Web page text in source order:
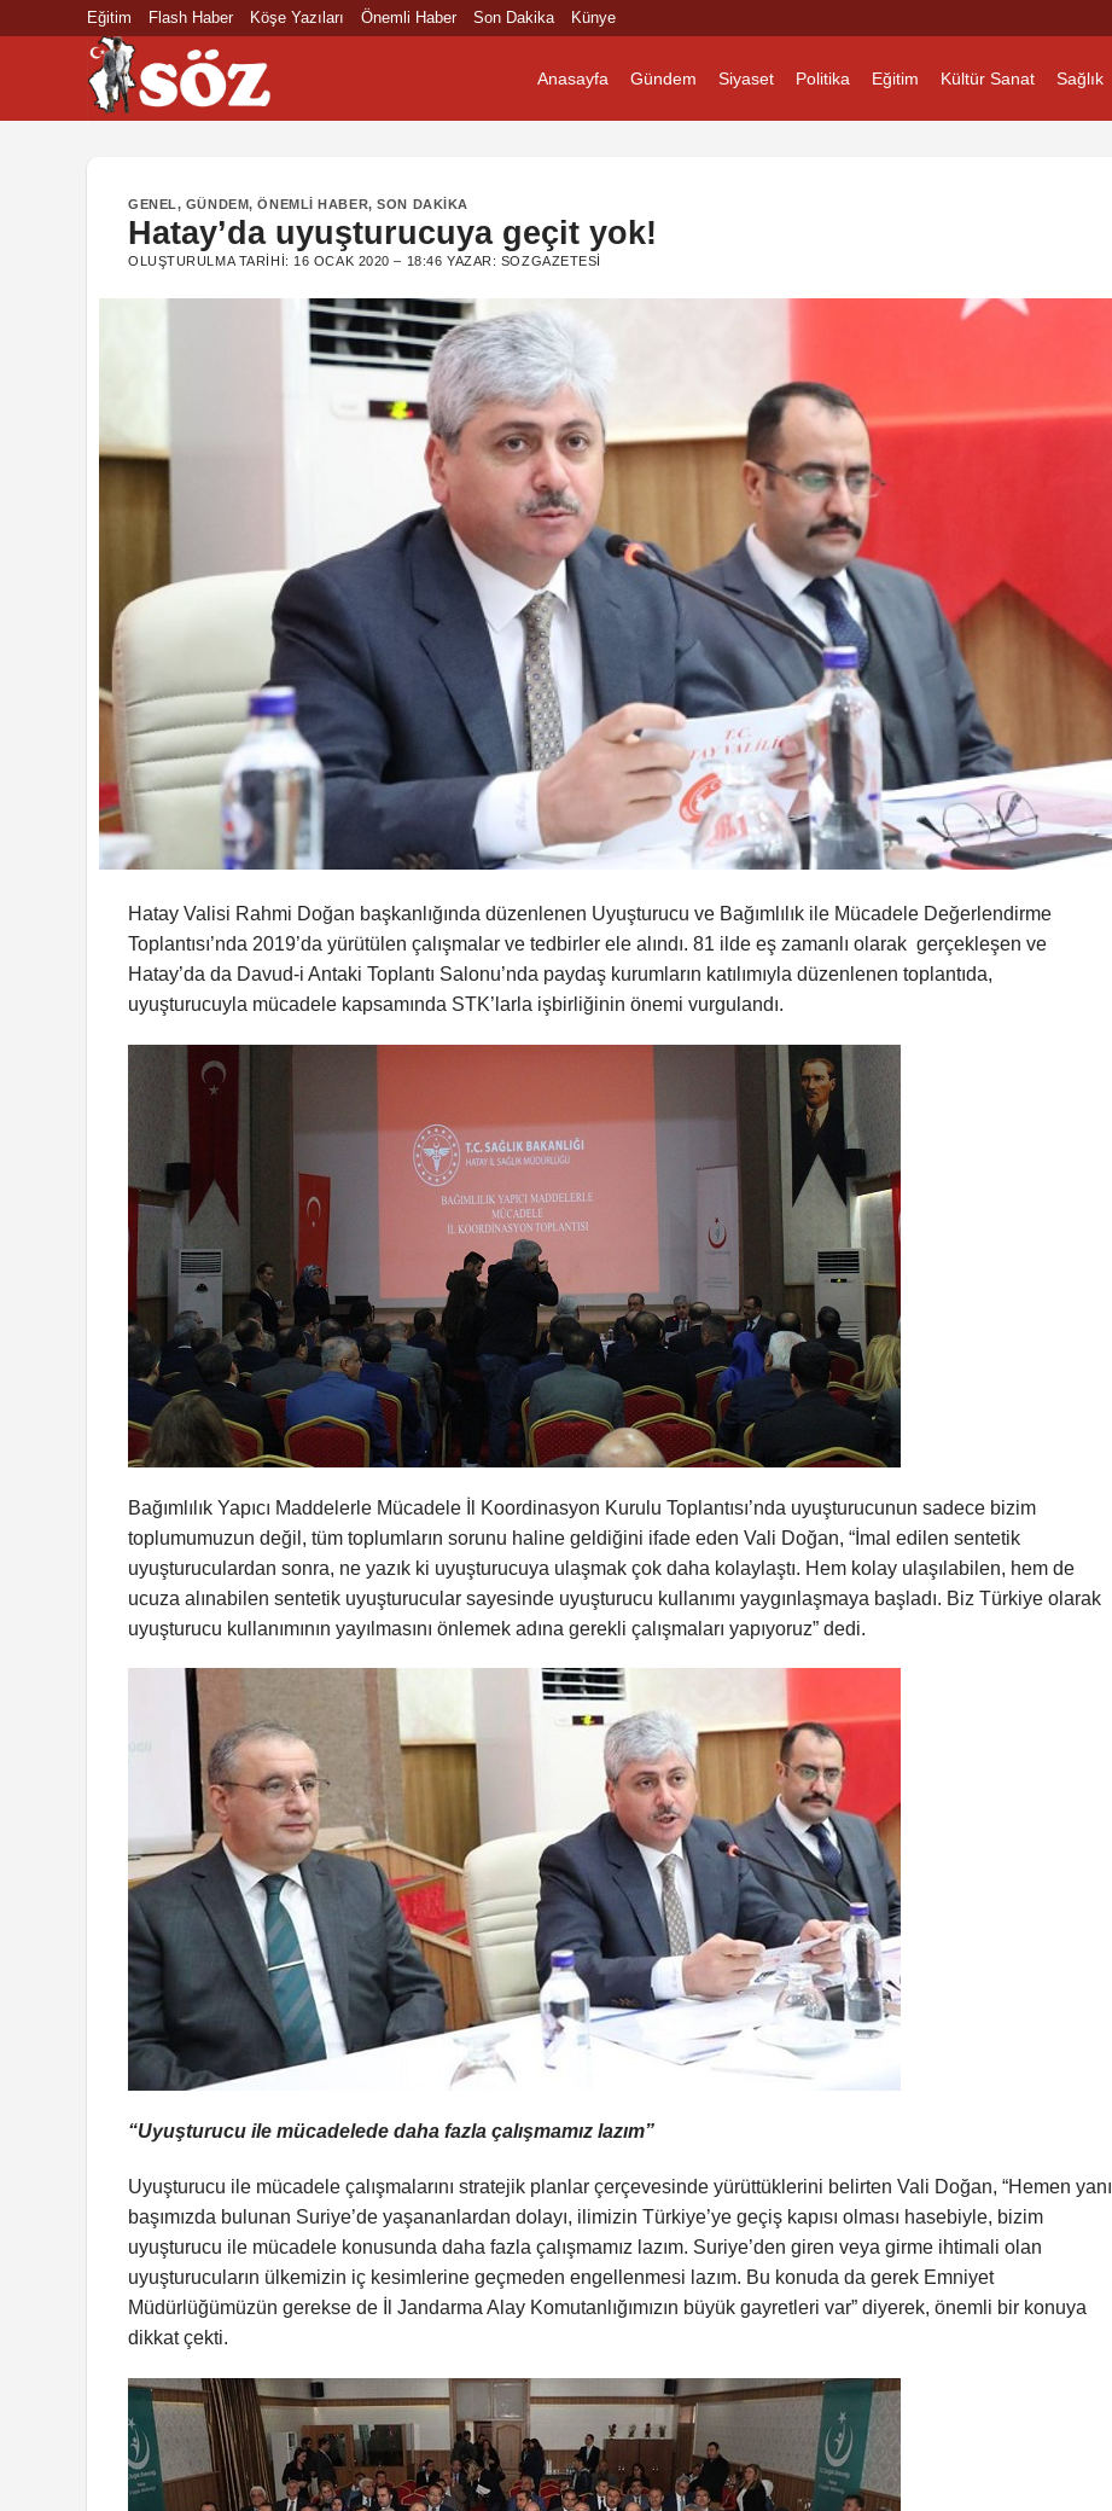
Eğitim Flash Haber Köşe Yazıları Önemli Haber Son Dakika Künye
Anasayfa Gündem Siyaset Politika Eğitim Kültür Sanat Sağlık
GENEL, GÜNDEM,ÖNEMLI HABER,SON DAKIKA
Hatay’da uyuşturucuya geçit yok!
OLUŞTURULMA TARIHI: 16 OCAK 2020 – 18:46 YAZAR: SOZGAZETESI
Hatay Valisi Rahmi Doğan başkanlığında düzenlenen Uyuşturucu ve Bağımlılık ile Mücadele Değerlendirme
Toplantısı’nda 2019’da yürütülen çalışmalar ve tedbirler ele alındı. 81 ilde eş zamanlı olarak gerçekleşen ve
Hatay’da da Davud-i Antaki Toplantı Salonu’nda paydaş kurumların katılımıyla düzenlenen toplantıda,
uyuşturucuyla mücadele kapsamında STK’larla işbirliğinin önemi vurgulandı.
Bağımlılık Yapıcı Maddelerle Mücadele İl Koordinasyon Kurulu Toplantısı’nda uyuşturucunun sadece bizim
toplumumuzun değil, tüm toplumların sorunu haline geldiğini ifade eden Vali Doğan, “İmal edilen sentetik
uyuşturuculardan sonra, ne yazık ki uyuşturucuya ulaşmak çok daha kolaylaştı. Hem kolay ulaşılabilen, hem de
ucuza alınabilen sentetik uyuşturucular sayesinde uyuşturucu kullanımı yaygınlaşmaya başladı. Biz Türkiye olarak
uyuşturucu kullanımının yayılmasını önlemek adına gerekli çalışmaları yapıyoruz” dedi.
“Uyuşturucu ile mücadelede daha fazla çalışmamız lazım”
Uyuşturucu ile mücadele çalışmalarını stratejik planlar çerçevesinde yürüttüklerini belirten Vali Doğan, “Hemen yanı
başımızda bulunan Suriye’de yaşananlardan dolayı, ilimizin Türkiye’ye geçiş kapısı olması hasebiyle, bizim
uyuşturucu ile mücadele konusunda daha fazla çalışmamız lazım. Suriye’den giren veya girme ihtimali olan
uyuşturucuların ülkemizin iç kesimlerine geçmeden engellenmesi lazım. Bu konuda da gerek Emniyet
Müdürlüğümüzün gerekse de İl Jandarma Alay Komutanlığımızın büyük gayretleri var” diyerek, önemli bir konuya
dikkat çekti.